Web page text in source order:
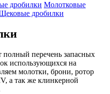
дробилки Молотковые
дробилки
перечень запасных
использующихся на
молотки, брони, ротор
а так же клинкерной